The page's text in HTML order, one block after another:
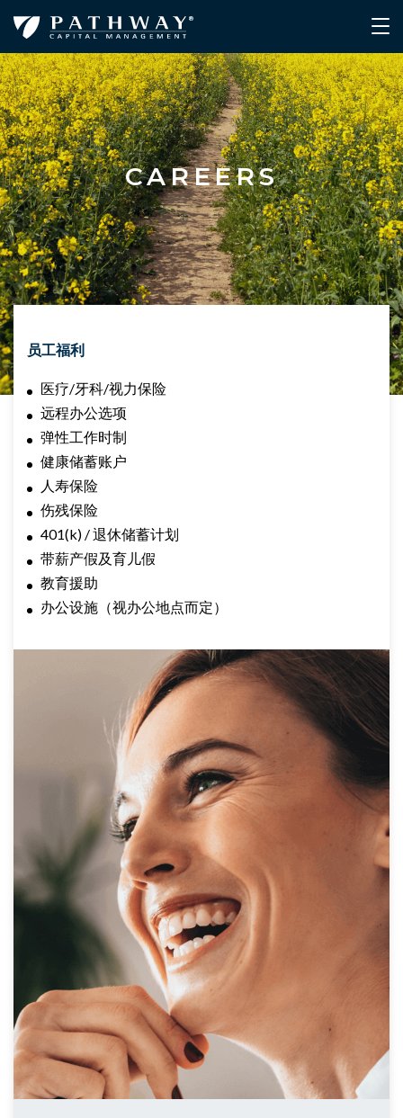
CAREERS
员工福利
医疗/牙科/视力保险
远程办公选项
弹性工作时制
健康储蓄账户
人寿保险
伤残保险
401(k) /退休储蓄计划
带薪产假及育儿假
教育援助
办公设施（视办公地点而定）